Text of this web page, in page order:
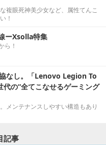
複眼死神美少女など、属性てんこ
！
ーXsolla特集
ら！
なし。「Lenovo Legion To
の“全てこなせるゲーミング
メンテナンスしやすい構造もあり
記事